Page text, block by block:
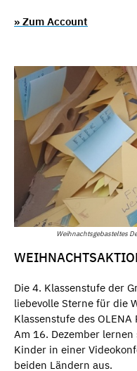
» Zum Account
Weihnachtsgebasteltes
Die 4. Klassenstufe der
liebevolle Sterne für die
Klassenstufe des
Am 16. Dezember
Kinder in einer
beiden Ländern aus.